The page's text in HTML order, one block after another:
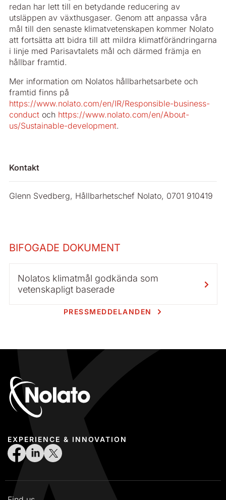
redan har lett till en betydande reducering av
utsläppen av växthusgaser. Genom att anpassa våra
mål till den senaste klimatvetenskapen kommer Nolato
att fortsätta att bidra till att mildra klimatförändringarna
i linje med Parisavtalets mål och därmed främja en
hållbar framtid.
Mer information om Nolatos hållbarhetsarbete och
framtid finns på
https://www.nolato.com/en/IR/Responsible-business-
conduct och https://www.nolato.com/en/About-
us/Sustainable-development.
Kontakt
Glenn Svedberg, Hållbarhetschef Nolato, 0701 910419
BIFOGADE DOKUMENT
Nolatos klimatmål godkända som
vetenskapligt baserade
PRESSMEDDELANDEN
EXPERIENCE & INNOVATION